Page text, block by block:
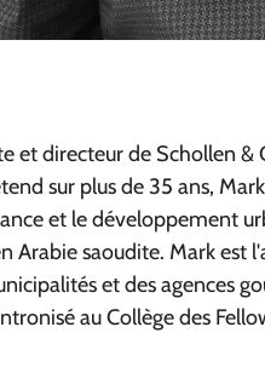
et directeur de Schollen
sur plus de 35 ans,
et le développement
Arabie saoudite. Mark
et des agences
au Collège des